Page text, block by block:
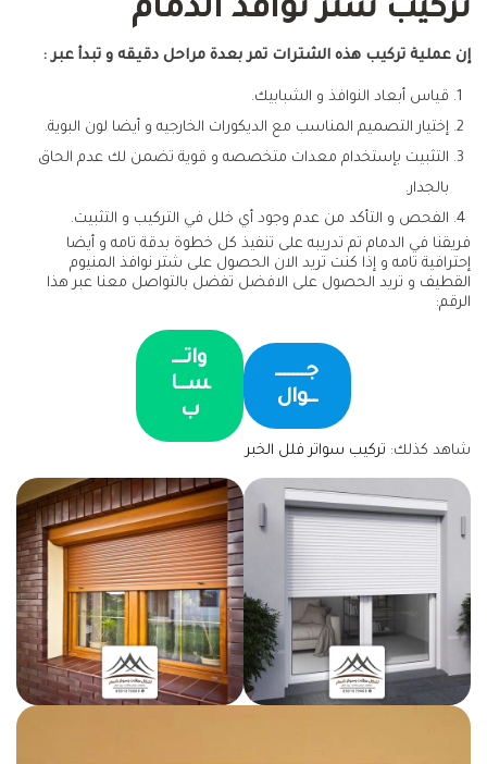
تركيب شتر نوافذ الدمام
إن عملية تركيب هذه الشترات تمر بعدة مراحل دقيقه و تبدأ عبر :
قياس أبعاد النوافذ و الشبابيك.
إختيار التصميم المناسب مع الديكورات الخارجيه و أيضا لون البوية.
التثبيت بإستخدام معدات متخصصه و قوية تضمن لك عدم الحاق
بالجدار.
الفحص و التأكد من عدم وجود أي خلل في التركيب و التثبيت.
فريقنا في الدمام تم تدريبه على تنفيذ كل خطوة بدقة تامه و أيضا
إحترافية تامه و إذا كنت تريد الان الحصول على شتر نوافذ المنيوم
القطيف و تريد الحصول على الافضل تفضل بالتواصل معنا عبر هذا
الرقم:
جـــــــ
ــوال
واتـــ
ســا
ب
شاهد كذلك: تركيب سواتر فلل الخبر